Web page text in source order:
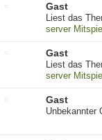
Gast
Liest das
server
Gast
Liest das
server
Gast
Unbekannter